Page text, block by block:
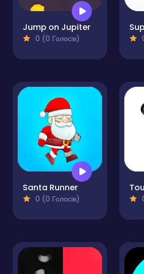
Jump on Jupiter
0 (0 Голосів)
Santa Runner
0 (0 Голосів)